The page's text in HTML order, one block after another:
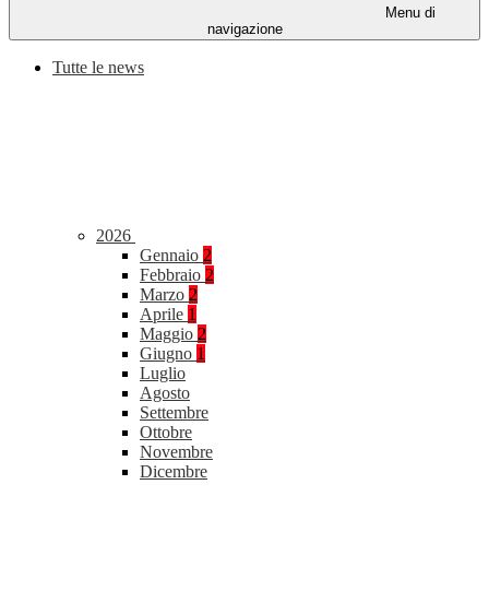
Menu di
navigazione
Tutte le news
2026
Gennaio 2
Febbraio 2
Marzo 2
Aprile 1
Maggio 2
Giugno 1
Luglio
Agosto
Settembre
Ottobre
Novembre
Dicembre